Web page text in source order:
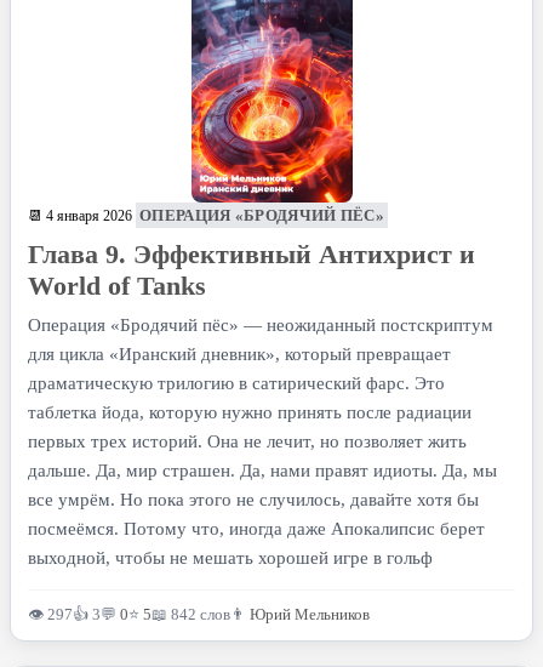
📆 4 января 2026 ОПЕРАЦИЯ «БРОДЯЧИЙ ПЁС»
Глава 9. Эффективный Антихрист и
World of Tanks
Операция «Бродячий пёс» — неожиданный постскриптум
для цикла «Иранский дневник», который превращает
драматическую трилогию в сатирический фарс. Это
таблетка йода, которую нужно принять после радиации
первых трех историй. Она не лечит, но позволяет жить
дальше. Да, мир страшен. Да, нами правят идиоты. Да, мы
все умрём. Но пока этого не случилось, давайте хотя бы
посмеёмся. Потому что, иногда даже Апокалипсис берет
выходной, чтобы не мешать хорошей игре в гольф
👁 297👍 3💬 0⭐ 5📖 842 слов 👨 Юрий Мельников